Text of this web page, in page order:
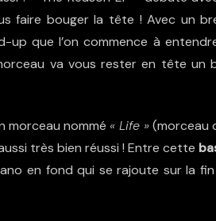
faire bouger la tête ! Avec un
up que l’on commence à
va vous rester en tête un
morceau nommé « Life »(morceau
très bien réussi ! Entre cette
en fond qui se rajoute sur la